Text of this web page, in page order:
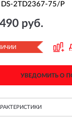
DS-2TD2367-75/P
руб.
УВЕДОМИТЬ О